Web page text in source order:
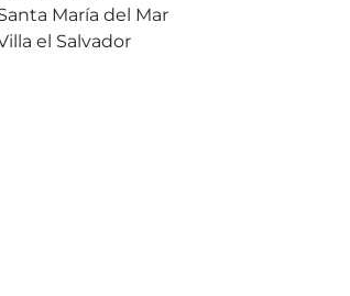
María del Mar
el Salvador